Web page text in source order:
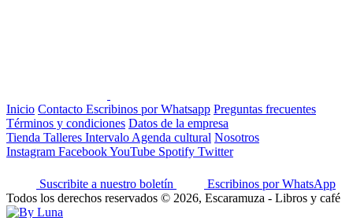
Inicio Contacto Escribinos por Whatsapp Preguntas frecuentes
Términos y condiciones Datos de la empresa
Tienda Talleres Intervalo Agenda cultural Nosotros
Instagram FacebookYouTube Spotify Twitter
Suscribite a nuestro boletín
Escribinos por WhatsApp
Todos los derechos reservados © 2026, Escaramuza - Libros y café